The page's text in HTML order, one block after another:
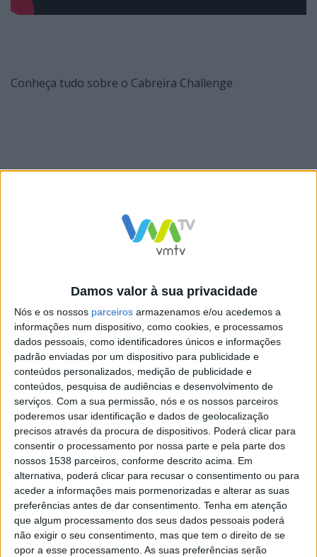
Damos valor à sua privacidade
Nós e os nossos parceiros armazenamos e/ou acedemos a
informações num dispositivo, como cookies, e processamos
dados pessoais, como identificadores únicos e informações
padrão enviadas por um dispositivo para publicidade e
conteúdos personalizados, medição de publicidade e
conteúdos, pesquisa de audiências e desenvolvimento de
serviços. Com a sua permissão, nós e os nossos parceiros
poderemos usar identificação e dados de geolocalização
precisos através da procura de dispositivos. Poderá clicar para
consentir o processamento por nossa parte e pela parte dos
nossos 1538 parceiros, conforme descrito acima. Em
alternativa, poderá clicar para recusar o consentimento ou para
aceder a informações mais pormenorizadas e alterar as suas
preferências antes de dar consentimento. Tenha em atenção
que algum processamento dos seus dados pessoais poderá
não exigir o seu consentimento, mas que tem o direito de se
opor a esse processamento. As suas preferências serão
Conheça tudo sobre o Cabreira Challenge
CABREIRA CHALLENGE
Cabreira Challenge –
Resumo do dia
YouTube Video
VVUtRU85MzBBcHpOcU5BUnpKX0wyV1ZBLkR5TmFiVWVZZDhv